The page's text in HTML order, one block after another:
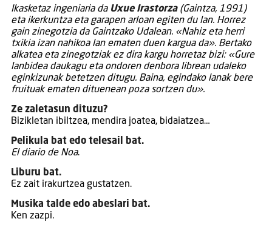
Ikasketaz ingeniaria da Uxue Irastorza(Gaintza, 1991)
eta ikerkuntza eta garapen arloan egiten du lan. Horrez
gain zinegotzia da Gaintzako Udalean. «Nahiz eta herri
txikia izan nahikoa lan ematen duen kargua da». Bertako
alkatea eta zinegotziak ez dira kargu horretaz bizi: «Gure
lanbidea daukagu eta ondoren denbora librean udaleko
eginkizunak betetzen ditugu. Baina, egindako lanak bere
fruituak ematen dituenean poza sortzen du».
Ze zaletasun dituzu?
Bizikletan ibiltzea, mendira joatea, bidaiatzea…
Pelikula bat edo telesail bat.
El diario de Noa.
Liburu bat.
Ez zait irakurtzea gustatzen.
Musika talde edo abeslari bat.
Ken zazpi.